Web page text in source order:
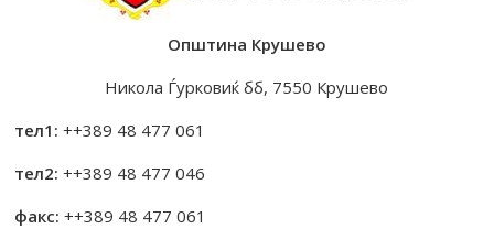
Општина Крушево
Никола Ѓурковиќ бб, 7550 Крушево
тел1: ++389 48 477 061
тел2: ++389 48 477 046
факс: ++389 48 477 061